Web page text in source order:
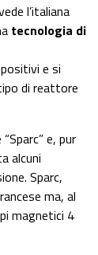
l’italiana
tecnologia di
e si
di reattore
e, pur
alcuni
Sparc,
ma, al
magnetici 4